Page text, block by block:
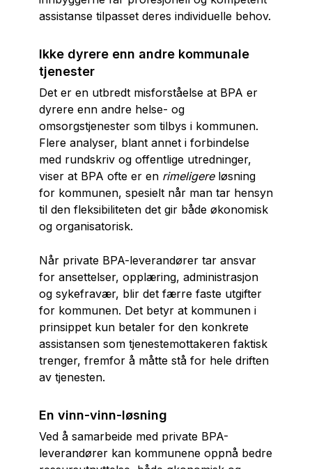
assistanse tilpasset deres individuelle behov.
Ikke dyrere enn andre kommunale
tjenester
Det er en utbredt misforståelse at BPA er
dyrere enn andre helse- og
omsorgstjenester som tilbys i kommunen.
Flere analyser, blant annet i forbindelse
med rundskriv og offentlige utredninger,
viser at BPA ofte er en rimeligere løsning
for kommunen, spesielt når man tar hensyn
til den fleksibiliteten det gir både økonomisk
og organisatorisk.
Når private BPA-leverandører tar ansvar
for ansettelser, opplæring, administrasjon
og sykefravær, blir det færre faste utgifter
for kommunen. Det betyr at kommunen i
prinsippet kun betaler for den konkrete
assistansen som tjenestemottakeren faktisk
trenger, fremfor å måtte stå for hele driften
av tjenesten.
En vinn-vinn-løsning
Ved å samarbeide med private BPA-
leverandører kan kommunene oppnå bedre